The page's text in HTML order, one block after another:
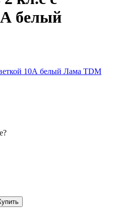
белый